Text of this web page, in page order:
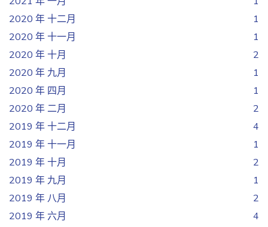
2020 年 十二月
1
2020 年 十一月
1
2020 年 十月
2
2020 年 九月
1
2020 年 四月
1
2020 年 二月
2
2019 年 十二月
4
2019 年 十一月
1
2019 年 十月
2
2019 年 九月
1
2019 年 八月
2
2019 年 六月
4